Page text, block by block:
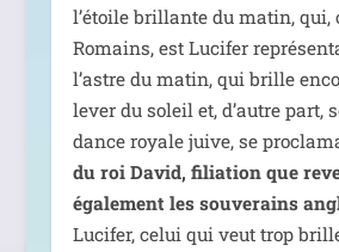
l’étoile brillante du matin, qui,
Romains, est Lucifer
l’astre du matin, qui brille
lever du soleil et, d’autre part,
dance royale juive, se
du roi David, filia­tion que
éga­le­ment les sou­ve­rains
Lucifer, celui qui veut trop